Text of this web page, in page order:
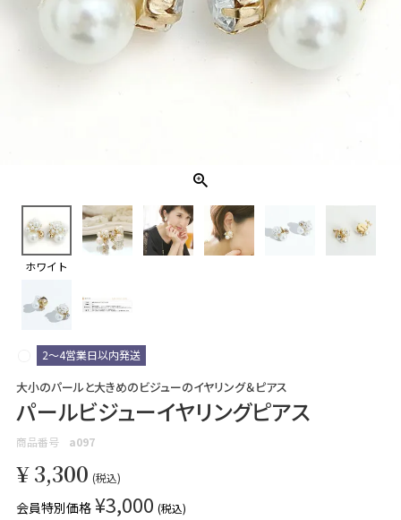
ホワイト
2～4営業日以内発送
大小のパールと大きめのビジューのイヤリング＆ピアス
パールビジューイヤリングピアス
商品番号 a097
¥ 3,300 税込
会員特別価格 ¥3,000 税込